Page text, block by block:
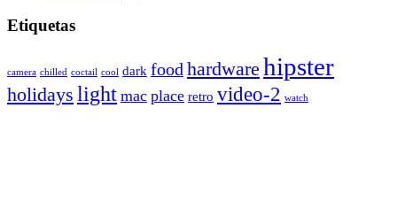
Etiquetas
camera chilled coctail cool dark food hardware hipster
holidays light mac place retro video-2 watch